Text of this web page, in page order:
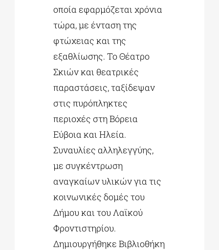
οποία εφαρμόζεται χρόνια
τώρα, με ένταση της
φτώχειας και της
εξαθλίωσης. Το Θέατρο
Σκιών και θεατρικές
παραστάσεις, ταξίδεψαν
στις πυρόπληκτες
περιοχές στη Βόρεια
Εύβοια και Ηλεία.
Συναυλίες αλληλεγγύης,
με συγκέντρωση
αναγκαίων υλικών για τις
κοινωνικές δομές του
Δήμου και του Λαϊκού
Φροντιστηρίου.
Δημιουργήθηκε Βιβλιοθήκη